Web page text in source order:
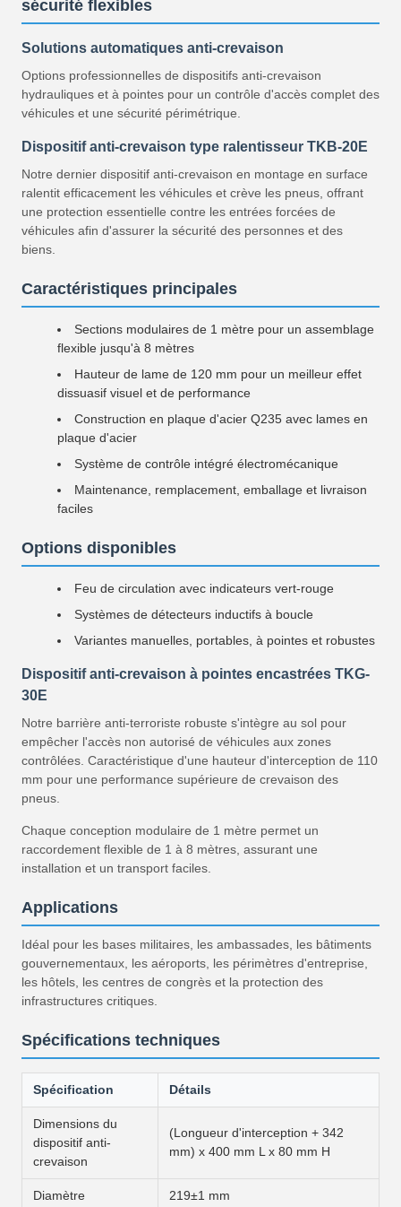
sécurité flexibles
Solutions automatiques anti-crevaison
Options professionnelles de dispositifs anti-crevaison
hydrauliques et à pointes pour un contrôle d'accès complet des
véhicules et une sécurité périmétrique.
Dispositif anti-crevaison type ralentisseur TKB-20E
Notre dernier dispositif anti-crevaison en montage en surface
ralentit efficacement les véhicules et crève les pneus, offrant
une protection essentielle contre les entrées forcées de
véhicules afin d'assurer la sécurité des personnes et des
biens.
Caractéristiques principales
Sections modulaires de 1 mètre pour un assemblage
flexible jusqu'à 8 mètres
Hauteur de lame de 120 mm pour un meilleur effet
dissuasif visuel et de performance
Construction en plaque d'acier Q235 avec lames en
plaque d'acier
Système de contrôle intégré électromécanique
Maintenance, remplacement, emballage et livraison
faciles
Options disponibles
Feu de circulation avec indicateurs vert-rouge
Systèmes de détecteurs inductifs à boucle
Variantes manuelles, portables, à pointes et robustes
Dispositif anti-crevaison à pointes encastrées TKG-
30E
Notre barrière anti-terroriste robuste s'intègre au sol pour
empêcher l'accès non autorisé de véhicules aux zones
contrôlées. Caractéristique d'une hauteur d'interception de 110
mm pour une performance supérieure de crevaison des
pneus.
Chaque conception modulaire de 1 mètre permet un
raccordement flexible de 1 à 8 mètres, assurant une
installation et un transport faciles.
Applications
Idéal pour les bases militaires, les ambassades, les bâtiments
gouvernementaux, les aéroports, les périmètres d'entreprise,
les hôtels, les centres de congrès et la protection des
infrastructures critiques.
Spécifications techniques
Spécification Détails
Dimensions du
dispositif anti-
crevaison
(Longueur d'interception + 342
mm) x 400 mm L x 80 mm H
Diamètre 219±1 mm